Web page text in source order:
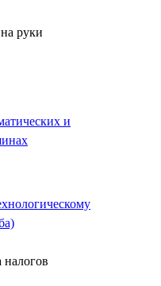
руки
и
налогов